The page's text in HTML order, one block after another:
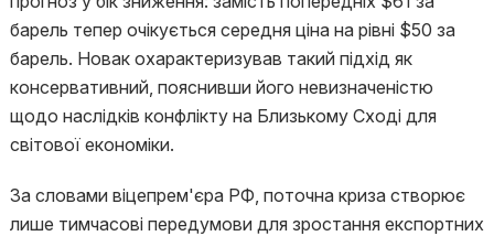
барель тепер очікується середня ціна на рівні $50 за
барель. Новак охарактеризував такий підхід як
консервативний, пояснивши його невизначеністю
щодо наслідків конфлікту на Близькому Сході для
світової економіки.
За словами віцепрем'єра РФ, поточна криза створює
лише тимчасові передумови для зростання експортних